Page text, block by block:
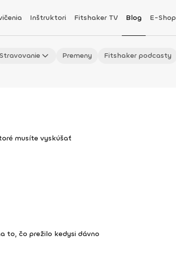
Inštruktori Fitshaker TV Blog E-Shop
Stravovanie Premeny Fitshaker podcasty
musíte vyskúšať
to, čo prežilo kedysi dávno